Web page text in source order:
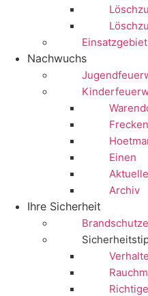
Einsatzgebiet
Nachwuchs
Einen
Archiv
Ihre Sicherheit